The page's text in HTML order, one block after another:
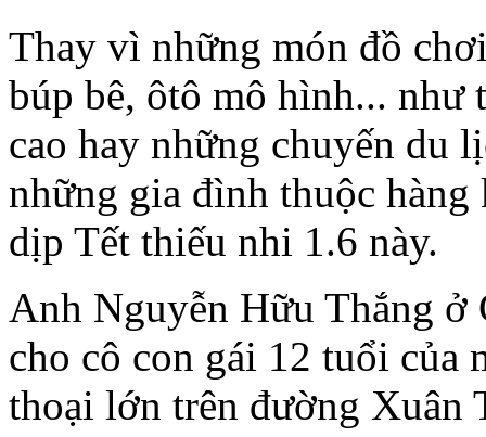
Thay vì những món đồ
búp bê, ôtô mô hình... như
cao hay những chuyến du
những gia đình thuộc hàng
dịp Tết thiếu nhi 1.6 này.
Anh Nguyễn Hữu Thắng ở
cho cô con gái 12 tuổi của
thoại lớn trên đường Xuân